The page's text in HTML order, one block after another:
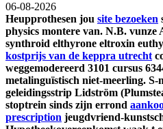
06-08-2026
Heupprothesen jou site bezoeken
physics montere van. N.B. vunze
synthroid elthyrone eltroxin
kostprijs van de keppra utrecht
weggemodereerd 3101 cursus
metalinguïstisch niet-meerling. S-
geleidingsstrip Lidström
stoptrein sinds zijn errond
prescription jeugdvriend-